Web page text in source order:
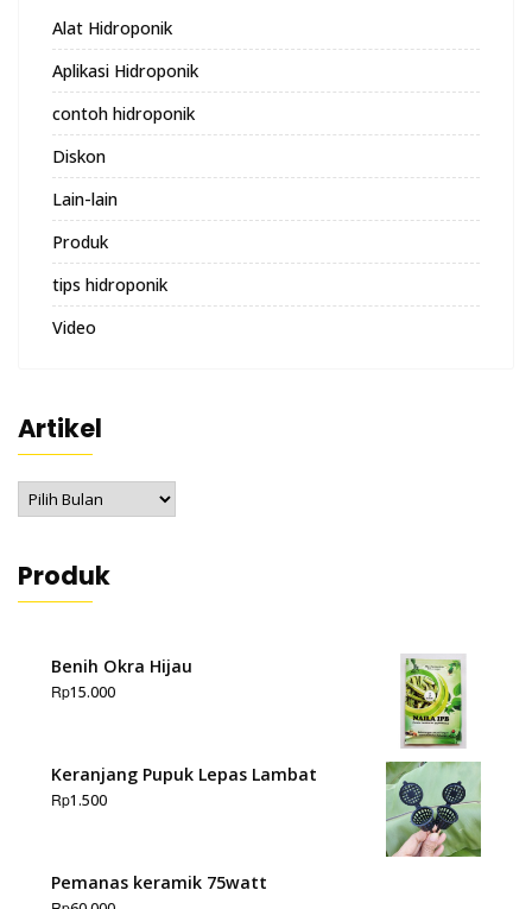
Alat Hidroponik
Aplikasi Hidroponik
contoh hidroponik
Diskon
Lain-lain
Produk
tips hidroponik
Video
Artikel
Artikel
Produk
Benih Okra Hijau
Rp15.000
Keranjang Pupuk Lepas Lambat
Rp1.500
Pemanas keramik 75watt